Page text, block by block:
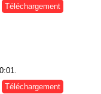
Téléchargement
Téléchargement